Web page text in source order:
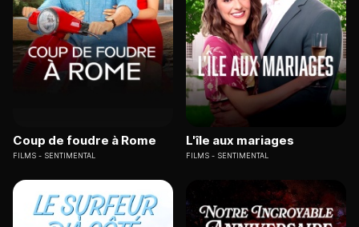
Coup de foudre à Rome
FILMS SENTIMENTAL
L'île aux mariages
FILMS SENTIMENTAL